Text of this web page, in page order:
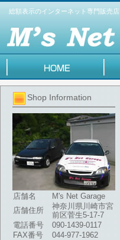
総額表示のインターネット専門販売店
Shop Information
店舗名
M's Net Garage
店舗住所
神奈川県川崎市宮
前区菅生5-17-7
電話番号
090-1439-0117
FAX番号
044-977-1962